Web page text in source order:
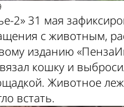
2» 31 мая
с животным,
изданию
кошку и
Животное
встать.